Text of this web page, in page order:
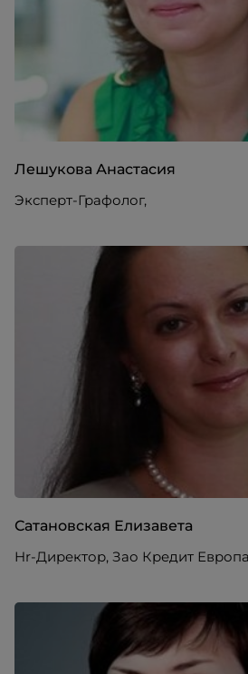
Лешукова Анастасия
Эксперт-Графолог,
Сатановская Елизавета
Hr-Директор, Зао Кредит